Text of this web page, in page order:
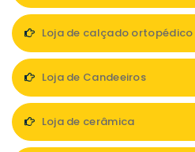
Loja de calçado ortopédico
Loja de Candeeiros
Loja de cerâmica